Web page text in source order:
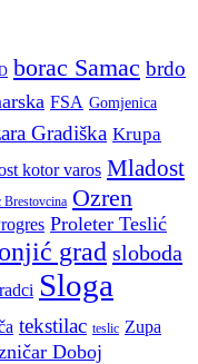
borac Samac brdo
FSA Gomjenica
Gradiška Krupa
kotor varos Mladost
Brestovcina Ozren
Proleter Teslić
grad sloboda
Sloga
tekstilac teslic Zupa
Doboj